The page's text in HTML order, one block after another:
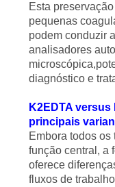
Esta
pequenas
podem conduzir
analisadores
diagnóstico e
K2EDTA
principais
Embora todos os
função central, a
oferece
fluxos de